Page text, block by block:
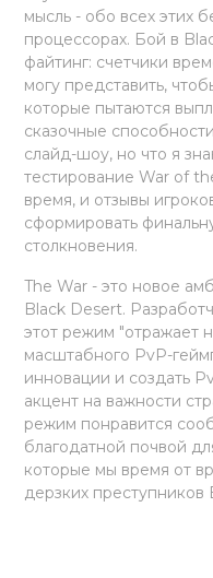
мысль - обо всех этих
процессорах. Бой в
файтинг: счетчики
могу представить,
которые пытаются
сказочные
слайд-шоу, но что я
тестирование War of
время, и отзывы
сформировать
столкновения.
The War - это новое
Black Desert.
этот режим "отражает
масштабного PvP-
инновации и создать
акцент на важности
режим понравится
благодатной почвой
которые мы время от
дерзких